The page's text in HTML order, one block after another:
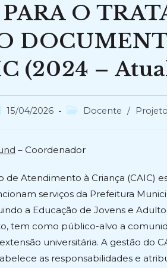
O
(2024 –
15/04/2026
Categoria
Docente /
– Coordenador
de Atendimento à Criança (CAIC)
serviços da Prefeitura
a Educação de Jovens e
tem como público-alvo a
universitária. A gestão do
as responsabilidades e